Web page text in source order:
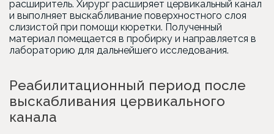
расширитель. Хирург расширяет цервикальный канал
и выполняет выскабливание поверхностного слоя
слизистой при помощи кюретки. Полученный
материал помещается в пробирку и направляется в
лабораторию для дальнейшего исследования.
Реабилитационный период после
выскабливания цервикального
канала